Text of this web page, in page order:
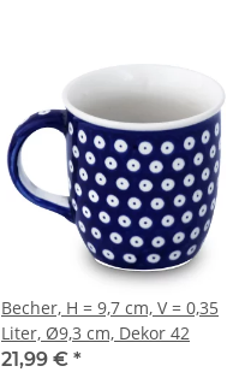
Becher, H = 9,7 cm, V = 0,35
Liter, Ø9,3 cm, Dekor 42
21,99 € *